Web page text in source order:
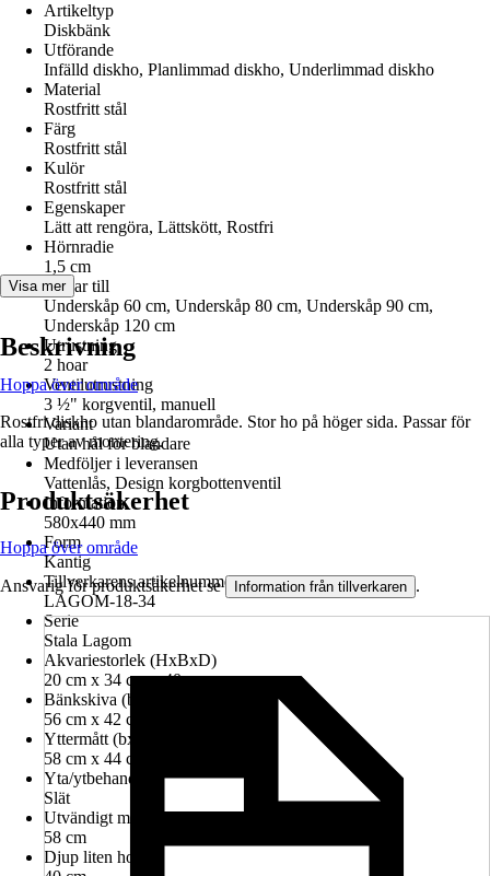
Artikeltyp
Diskbänk
Utförande
Infälld diskho, Planlimmad diskho, Underlimmad diskho
Material
Rostfritt stål
Färg
Rostfritt stål
Kulör
Rostfritt stål
Egenskaper
Lätt att rengöra, Lättskött, Rostfri
Hörnradie
1,5 cm
Passar till
Underskåp 60 cm, Underskåp 80 cm, Underskåp 90 cm,
Underskåp 120 cm
Utrustning
2 hoar
Ventilutrustning
3 ½" korgventil, manuell
Variant
Utan hål för blandare
Medföljer i leveransen
Vattenlås, Design korgbottenventil
Information
580x440 mm
Form
Kantig
Tillverkarens artikelnummer
LAGOM-18-34
Serie
Stala Lagom
Akvariestorlek (HxBxD)
20 cm x 34 cm x 40 cm
Bänkskiva (bxd)
56 cm x 42 cm
Yttermått (bxd)
58 cm x 44 cm
Yta/ytbehandling
Slät
Utvändigt mått bredd
58 cm
Djup liten ho
Visa mer
Beskrivning
Hoppa över område
Rostfri diskho utan blandarområde. Stor ho på höger sida. Passar för
alla typer av montering.
Produktsäkerhet
Hoppa över område
Ansvarig för produktsäkerhet se Information från tillverkaren .